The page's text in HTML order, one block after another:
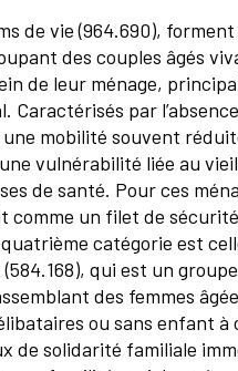
de vie (964.690),
des couples âgés
de leur ménage,
Caractérisés par
mobilité souvent
vulnérabilité liée au
de santé. Pour ces
comme un filet de
quatrième catégorie est
qui est un
des femmes
ou sans enfant à
de solidarité familiale